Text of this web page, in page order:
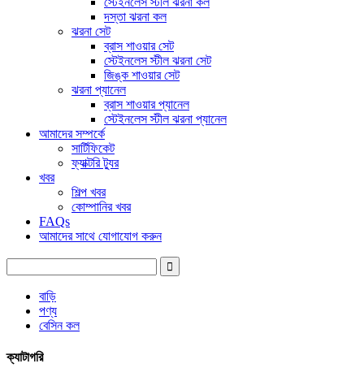
দস্তা ঝরনা কল
ঝরনা সেট
ব্রাস শাওয়ার সেট
স্টেইনলেস স্টীল ঝরনা সেট
জিঙ্ক শাওয়ার সেট
ঝরনা প্যানেল
ব্রাস শাওয়ার প্যানেল
স্টেইনলেস স্টীল ঝরনা প্যানেল
আমাদের সম্পর্কে
সার্টিফিকেট
ফ্যাক্টরি ট্যুর
খবর
শিল্প খবর
কোম্পানির খবর
FAQs
আমাদের সাথে যোগাযোগ করুন
বাড়ি
পণ্য
বেসিন কল
ক্যাটাগরি